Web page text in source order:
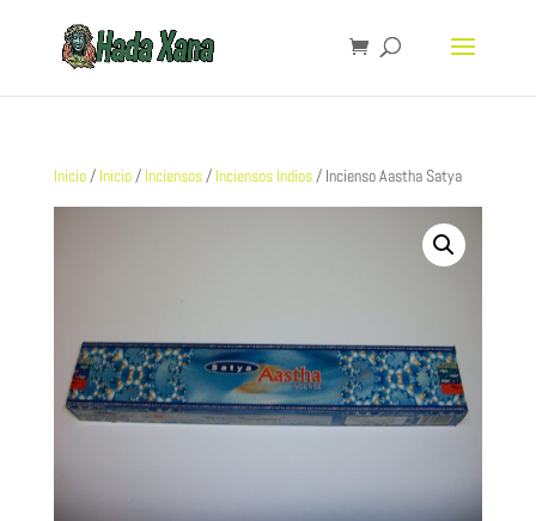
Inicio/ Inicio/ Inciensos/ Inciensos Indios/ Incienso Aastha Satya